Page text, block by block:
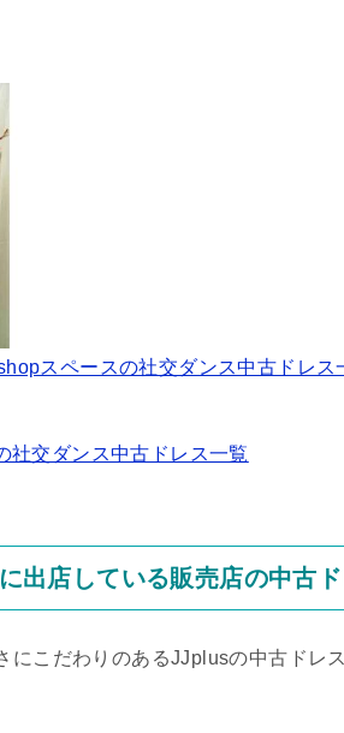
スペースの社交ダンス中古ドレス
社交ダンス中古ドレス一覧
出店している販売店の中古
にこだわりのあるJJplusの中古ドレ